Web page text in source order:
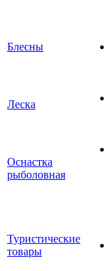
Блесны
Леска
Оснастка
рыболовная
Туристические
товары